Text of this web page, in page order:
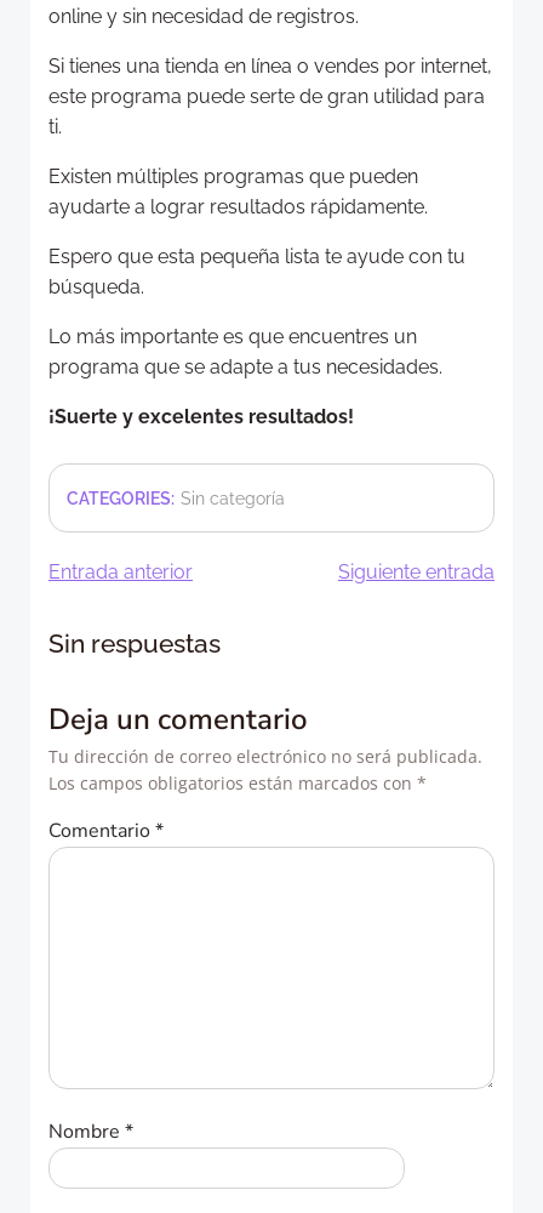
online y sin necesidad de registros.
Si tienes una tienda en línea o vendes por internet,
este programa puede serte de gran utilidad para
ti.
Existen múltiples programas que pueden
ayudarte a lograr resultados rápidamente.
Espero que esta pequeña lista te ayude con tu
búsqueda.
Lo más importante es que encuentres un
programa que se adapte a tus necesidades.
¡Suerte y excelentes resultados!
CATEGORIES: Sin categoría
Navegación
de
entradas
Entrada anterior
entradas
Siguiente entrada
Sin respuestas
Deja un comentario
Tu dirección de correo electrónico no será publicada.
Los campos obligatorios están marcados con *
Comentario*
Nombre *